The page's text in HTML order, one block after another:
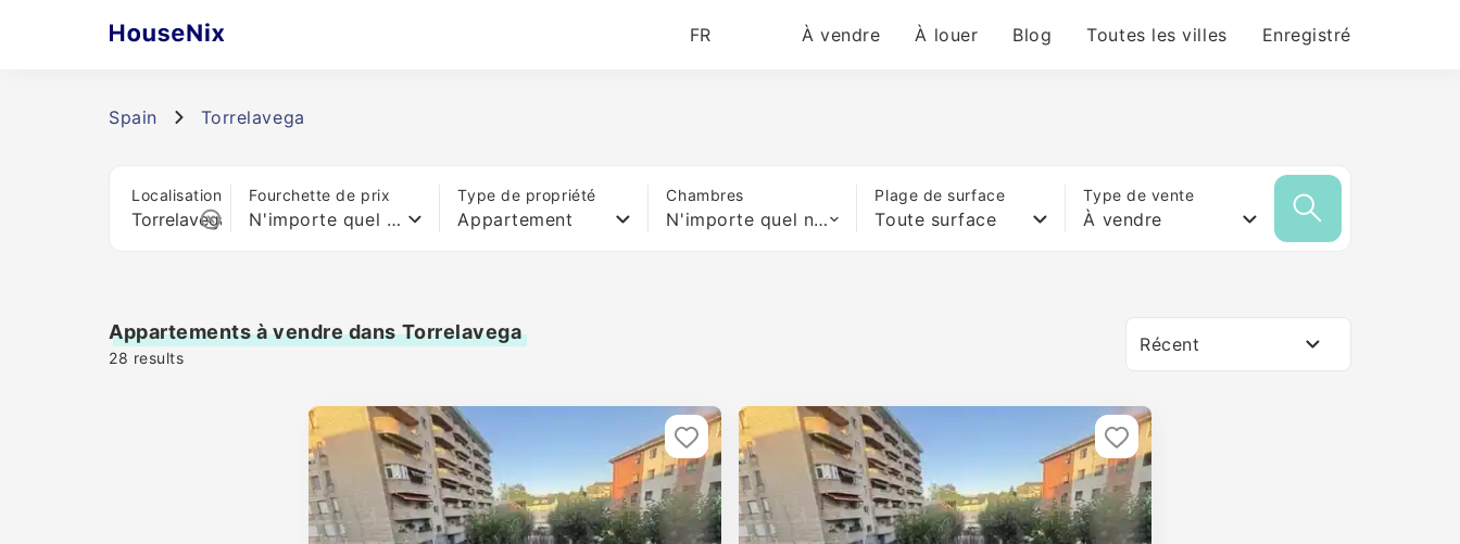
FR À vendre À louer Blog Toutes les villes Enregistré
Spain Torrelavega
Localisation Fourchette de prix
N'importe quel prix
Type de propriété
Appartement
Chambres
N'importe quel nombre de lits
Plage de surface
Toute surface
Type de vente
À vendre
Appartements à vendre dans Torrelavega
28 results
Récent